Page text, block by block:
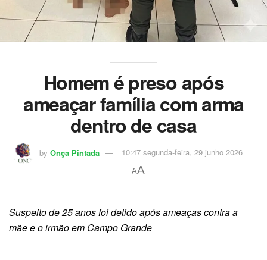
Homem é preso após
ameaçar família com arma
dentro de casa
by Onça Pintada 10:47 segunda-feira, 29 junho 2026
AA
Suspeito de 25 anos foi detido após ameaças contra a
mãe e o irmão em Campo Grande